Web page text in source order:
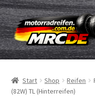
Zur
Navigation
springen
Zum
Inhalt
springen
Reifen
Schläuche
Start Shop Reifen
(82W) TL (Hinterreifen)